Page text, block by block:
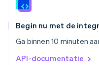
Begin nu met de
Ga binnen 10 minuten
API-documentatie
Tsjechië
English
简体中文English
English